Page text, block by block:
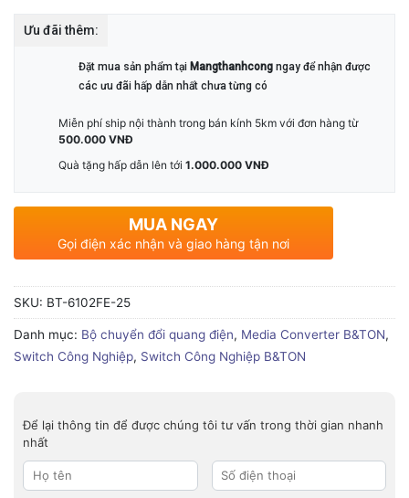
Ưu đãi thêm:
Đặt mua sản phẩm tại Mangthanhcong ngay để nhận được
các ưu đãi hấp dẫn nhất chưa từng có
Miễn phí ship nội thành trong bán kính 5km với đơn hàng từ
500.000 VNĐ
Quà tặng hấp dẫn lên tới 1.000.000 VNĐ
MUA NGAY
Gọi điện xác nhận và giao hàng tận nơi
SKU: BT-6102FE-25
Danh mục: Bộ chuyển đổi quang điện, Media Converter B&TON,
Switch Công Nghiệp, Switch Công Nghiệp B&TON
Để lại thông tin để được chúng tôi tư vấn trong thời gian nhanh
nhất